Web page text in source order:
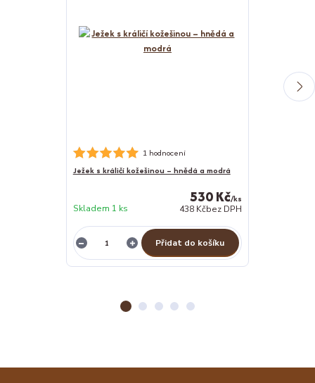
1 hodnocení
Ježek s králičí kožešinou – hnědá a modrá
530 Kč/ks
438 Kčbez DPH
Skladem 1 ks
Přidat do košíku